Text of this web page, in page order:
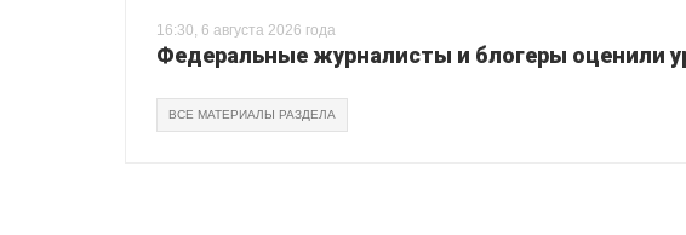
16:30, 6 августа 2026 года
Федеральные журналисты и блогеры оценили
ВСЕ МАТЕРИАЛЫ РАЗДЕЛА